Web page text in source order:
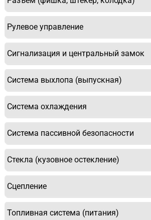
Рулевое управление
Сигнализация и центральный замок
Система выхлопа (выпускная)
Система охлаждения
Система пассивной безопасности
Стекла (кузовное остекление)
Сцепление
Топливная система (питания)